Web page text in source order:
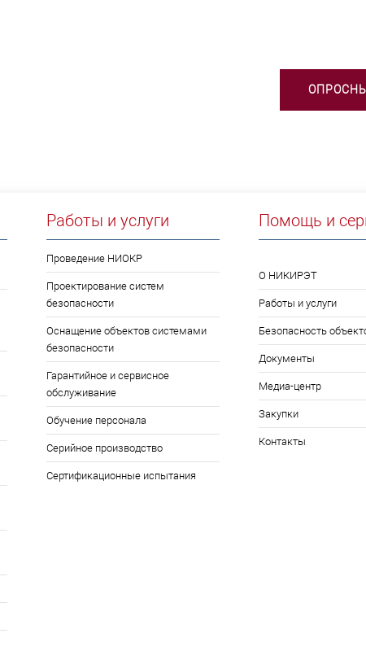
Работы и услуги
Проведение НИОКР
Проектирование систем
безопасности
Оснащение объектов системами
безопасности
Гарантийное и сервисное
обслуживание
Обучение персонала
Серийное производство
Сертификационные испытания
Помощь и
О НИКИРЭТ
Работы и услуги
Безопасность
Документы
Медиа-центр
Закупки
Контакты